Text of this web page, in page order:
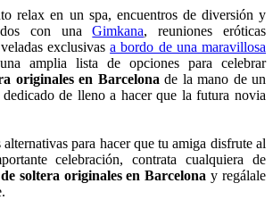
relax en un spa, encuentros de diversión y
con unaGimkana, reuniones eróticas
exclusivasa bordo de una maravillosa
amplia lista de opciones para celebrar
originales en Barcelona de la mano de un
de lleno a hacer que la futura novia
para hacer que tu amiga disfrute al
celebración, contrata cualquiera de
soltera originales en Barcelona y regálale